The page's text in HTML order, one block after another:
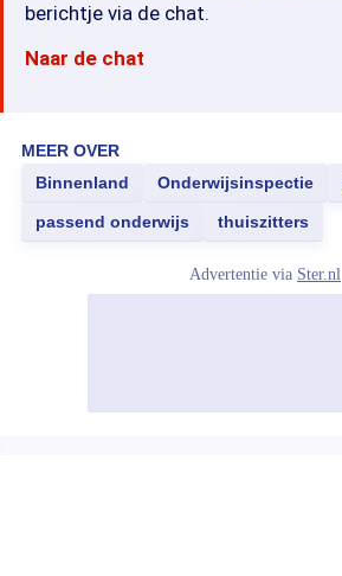
berichtje via de chat.
Naar de chat
MEER OVER
Binnenland
Onderwijsinspectie
passend onderwijs thuiszitters
Advertentie via Ster.nl